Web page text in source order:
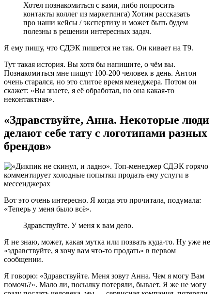
Хотел познакомиться с вами, либо попросить
контакты коллег из маркетинга) Хотим рассказать
про наши кейсы / экспертизу и может быть будем
полезны в решении интересных задач.
Я ему пишу, что СДЭК пишется не так. Он кивает на Т9.
Тут такая история. Вы хотя бы напишите, о чём вы.
Познакомиться мне пишут 100-200 человек в день. Антон
очень старался, но это слитое время менеджера. Потом он
скажет: «Вы знаете, я её обработал, но она какая-то
неконтактная».
«Здравствуйте, Анна. Некоторые люди
делают себе тату с логотипами разных
брендов»
Вот это очень интересно. Я когда это прочитала, подумала:
«Теперь у меня было всё».
Здравствуйте. У меня к вам дело.
Я не знаю, может, какая мутка или позвать куда-то. Ну уже не
«здравствуйте, я хочу вам что-то продать» в первом
сообщении.
Я говорю: «Здравствуйте. Меня зовут Анна. Чем я могу Вам
помочь?». Мало ли, посылку потеряли, бывает. Я же не могу